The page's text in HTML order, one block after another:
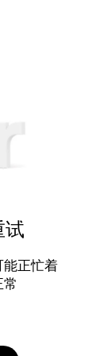
试
能正忙着
常